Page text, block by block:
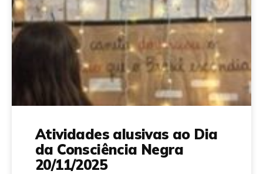
Atividades alusivas ao Dia
da Consciência Negra
20/11/2025